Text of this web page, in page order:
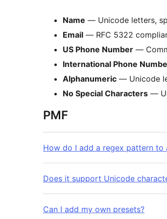
Name — Unicode letters,
Email — RFC 5322
US Phone Number —
International Phone
Alphanumeric — Unicode
No Special Characters —
PMF
How do I add a regex pattern to
Does it support Unicode
Can I add my own presets?